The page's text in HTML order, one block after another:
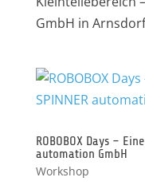
GmbH in
ROBOBOX Days –
automation GmbH
Workshop